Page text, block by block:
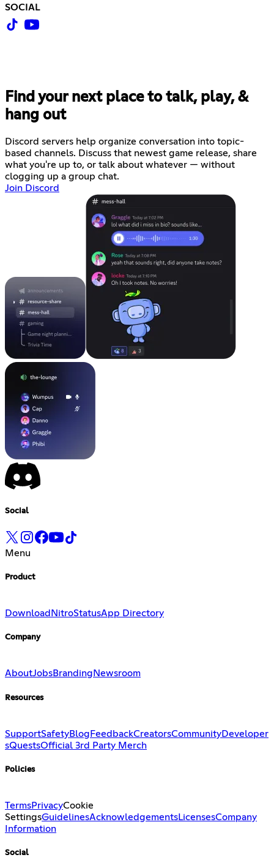
SOCIAL
Find your next place to talk, play, &
hang out
Discord servers help organize conversation into topic-
based channels. Discuss that newest game release, share
what you're up to, or talk about whatever — without
clogging up a group chat.
Join Discord
Social
Menu
Product
Download NitroStatusApp Directory
Company
AboutJobsBranding Newsroom
Resources
SupportSafetyBlog FeedbackCreatorsCommunityDeveloper
sQuestsOfficial 3rd Party Merch
Policies
TermsPrivacyCookie
SettingsGuidelinesAcknowledgementsLicensesCompany
Information
Social